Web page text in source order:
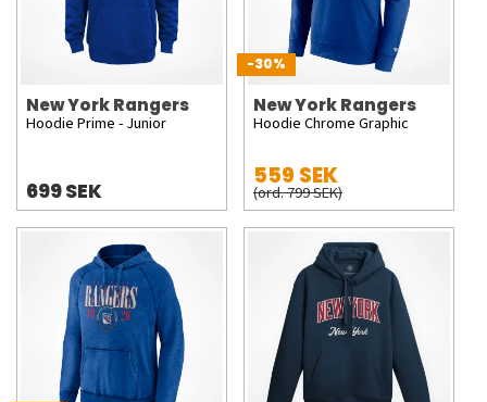
New York Rangers
Hoodie Prime - Junior
699 SEK
-30%
New York Rangers
Hoodie Chrome Graphic
559 SEK
(ord. 799 SEK)